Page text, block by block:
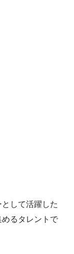
して活躍した
るタレントで